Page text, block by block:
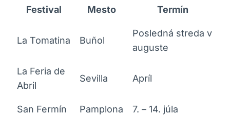
Festival Mesto Termín
La Tomatina Buñol
Posledná streda v
auguste
La Feria de
Abril
Sevilla Apríl
San Fermín Pamplona 7. – 14. júla